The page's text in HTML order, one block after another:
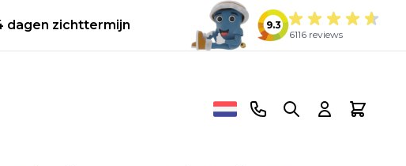
dagen zichttermijn
9.3
6116 reviews
Telefoonnummer
Search Cart